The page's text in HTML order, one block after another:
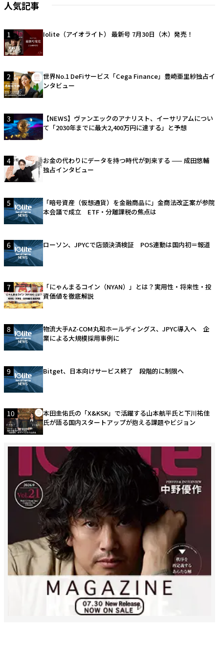
人気記事
1 Iolite（アイオライト） 最新号 7月30日（木）発売！
2
世界No.1 DeFiサービス「Cega Finance」豊崎亜里紗独占イ
ンタビュー
3
【NEWS】ヴァンエックのアナリスト、イーサリアムについ
て「2030年までに最大2,400万円に達する」と予想
4
お金の代わりにデータを持つ時代が到来する —— 成田悠輔
独占インタビュー
5
「暗号資産（仮想通貨）を金融商品に」金商法改正案が参院
本会議で成立 ETF・分離課税の焦点は
6 ローソン、JPYCで店頭決済検証 POS連動は国内初＝報道
7
「にゃんまるコイン（NYAN）」とは？実用性・将来性・投
資価値を徹底解説
8
物流大手AZ-COM丸和ホールディングス、JPYC導入へ 企
業による大規模採用事例に
9 Bitget、日本向けサービス終了 段階的に制限へ
10
本田圭佑氏の「X&KSK」で活躍する山本航平氏と下川祐佳
氏が語る国内スタートアップが抱える課題やビジョン